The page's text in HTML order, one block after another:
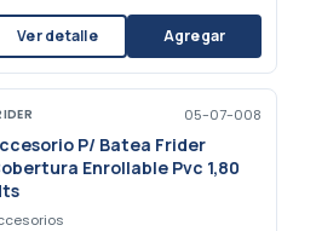
Ver detalle Agregar
05-07-008
P/ Batea Frider
Enrollable Pvc 1,80